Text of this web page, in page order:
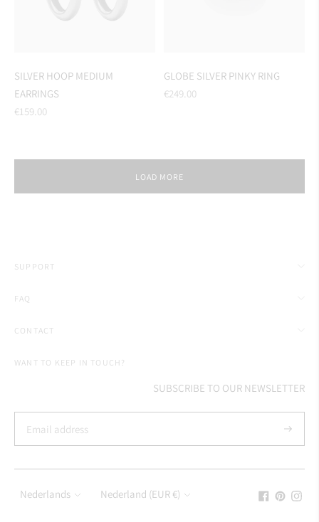
SILVER HOOP MEDIUM
EARRINGS
Regular
€159.00
GLOBE SILVER PINKY RING
Regular
€249.00
LOAD MORE
SUPPORT
FAQ
CONTACT
WANT TO KEEP IN TOUCH?
SUBSCRIBE TO OUR NEWSLETTER
Language
Nederlands Currency
Nederland (EUR €)